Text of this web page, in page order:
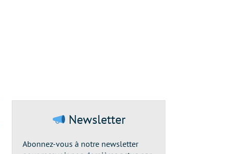
Newsletter
Abonnez-vous à notre newsletter